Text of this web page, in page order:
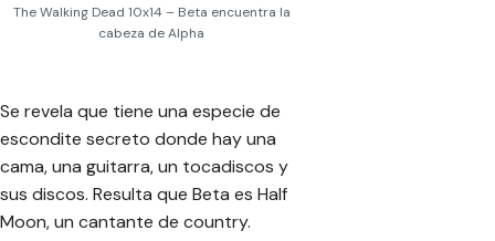
The Walking Dead 10x14 – Beta encuentra la
cabeza de Alpha
Se revela que tiene una especie de
escondite secreto donde hay una
cama, una guitarra, un tocadiscos y
sus discos. Resulta que Beta es Half
Moon, un cantante de country.